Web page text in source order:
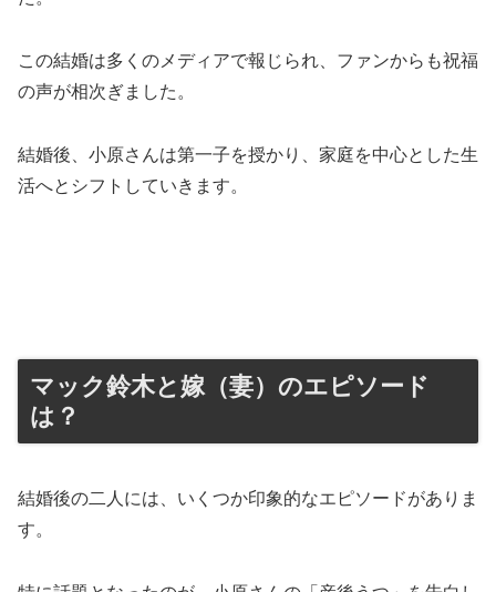
この結婚は多くのメディアで報じられ、ファンからも祝福
の声が相次ぎました。
結婚後、小原さんは第一子を授かり、家庭を中心とした生
活へとシフトしていきます。
マック鈴木と嫁（妻）のエピソード
は？
結婚後の二人には、いくつか印象的なエピソードがありま
す。